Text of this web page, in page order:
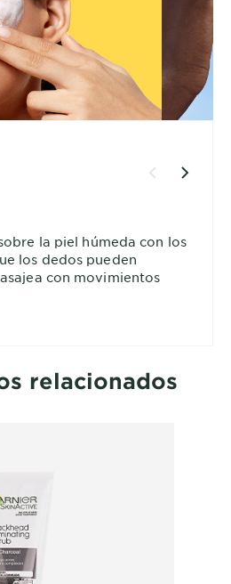
la piel húmeda con los
los dedos pueden
con movimientos
agua abundante y seca
con una toalla limpia.
relacionados